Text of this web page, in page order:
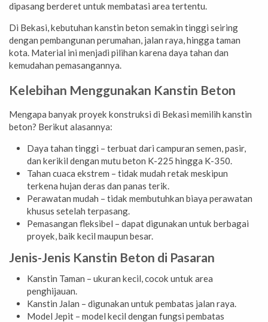
dipasang berderet untuk membatasi area tertentu.
Di Bekasi, kebutuhan kanstin beton semakin tinggi seiring
dengan pembangunan perumahan, jalan raya, hingga taman
kota. Material ini menjadi pilihan karena daya tahan dan
kemudahan pemasangannya.
Kelebihan Menggunakan Kanstin Beton
Mengapa banyak proyek konstruksi di Bekasi memilih kanstin
beton? Berikut alasannya:
Daya tahan tinggi – terbuat dari campuran semen, pasir,
dan kerikil dengan mutu beton K-225 hingga K-350.
Tahan cuaca ekstrem – tidak mudah retak meskipun
terkena hujan deras dan panas terik.
Perawatan mudah – tidak membutuhkan biaya perawatan
khusus setelah terpasang.
Pemasangan fleksibel – dapat digunakan untuk berbagai
proyek, baik kecil maupun besar.
Jenis-Jenis Kanstin Beton di Pasaran
Kanstin Taman – ukuran kecil, cocok untuk area
penghijauan.
Kanstin Jalan – digunakan untuk pembatas jalan raya.
Model Jepit – model kecil dengan fungsi pembatas